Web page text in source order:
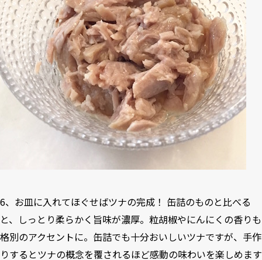
6、お皿に入れてほぐせばツナの完成！ 缶詰のものと比べる
と、しっとり柔らかく旨味が濃厚。粒胡椒やにんにくの香りも
格別のアクセントに。缶詰でも十分おいしいツナですが、手作
りするとツナの概念を覆されるほど感動の味わいを楽しめます